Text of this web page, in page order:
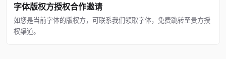
字体版权方授权合作邀请
如您是当前字体的版权方，可联系我们领取字体，免费跳转至贵方授
权渠道。